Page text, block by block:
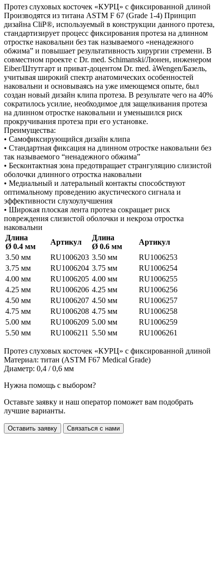
Протез слуховых косточек «КУРЦ» с фиксированной длиной
Производятся из титана ASTM F 67 (Grade 1-4) Принцип
дизайна CliP®, используемый в конструкции данного протеза,
стандартизирует процесс фиксирования протеза на длинном
отростке наковальни без так называемого «ненадежного
обжима” и повышает результативность хирургии стремени. В
совместном проекте с Dr. med. Schimanski/Люнен, инженером
Eiber/Штутгарт и приват-доцентом Dr. med. àWengen/Базель,
учитывая широкий спектр анатомических особенностей
наковальни и основываясь на уже имеющемся опыте, был
создан новый дизайн клипа протеза. В результате чего на 40%
сократилось усилие, необходимое для защелкивания протеза
на длинном отростке наковальни и уменьшился риск
прокручивания протеза при его установке.
Преимущества:
• Самофиксирующийся дизайн клипа
• Стандартная фиксация на длинном отростке наковальни без
так называемого “ненадежного обжима”
• Бесконтактная зона предотвращает странгуляцию слизистой
оболочки длинного отростка наковальни
• Медиальный и латеральный контакты способствуют
оптимальному проведению акустического сигнала и
эффективности слухоулучшения
• Широкая плоская лента протеза сокращает риск
повреждения слизистой оболочки и некроза отростка
наковальни
Длина
Ø 0.4 мм
Артикул
Длина
Ø 0.6 мм
Артикул
3.50 мм
RU1006203 3.50 мм
RU1006253
3.75 мм
RU1006204 3.75 мм
RU1006254
4.00 мм
RU1006205 4.00 мм
RU1006255
4.25 мм
RU1006206 4.25 мм
RU1006256
4.50 мм
RU1006207 4.50 мм
RU1006257
4.75 мм
RU1006208 4.75 мм
RU1006258
5.00 мм
RU1006209 5.00 мм
RU1006259
5.50 мм
RU1006211 5.50 мм RU1006261
Протез слуховых косточек «КУРЦ» с фиксированной длиной
Материал: титан (ASTM F67 Medical Grade)
Диаметр: 0,4 / 0,6 мм
Нужна помощь с выбором?
Оставьте заявку и наш оператор поможет вам подобрать
лучшие варианты.
Оставить заявку Связаться с нами